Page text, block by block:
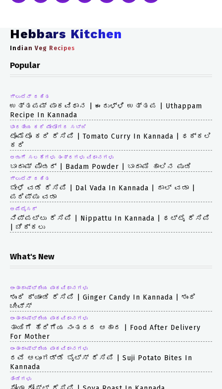
Hebbars Kitchen
Indian Veg Recipes
Popular
ಗ್ಲುಟೆನ್ ರಹಿತ
ಉತ್ತಪಮ್ ಪಾಕವಿಧಾನ | ಈರುಳ್ಳಿ ಉತ್ತಪ | Uthappam
Recipe In Kannada
ಭಾರತೀಯ ಕರಿ ಮೇಲೋಗರ ಸಬ್ಜಿ
ಟೊಮೆಟೊ ಕರಿ ರೆಸಿಪಿ | Tomato Curry In Kannada | ಥಕ್ಕಲಿ
ಕರಿ
ಅಡುಗೆ ಸಲಹೆಗಳು ತಂತ್ರಗಳು ವಿಧಾನಗಳು
ಬಾದಾಮ್ ಪೌಡರ್ | Badam Powder | ಬಾದಾಮಿ ಹಾಲಿನ ಪುಡಿ
ಗ್ಲುಟೆನ್ ರಹಿತ
ಬೇಳೆ ವಡೆ ರೆಸಿಪಿ | Dal Vada In Kannada | ದಾಲ್ ವಡಾ |
ಪರಿಪ್ಪು ವಡಾ
ಅಪೆಟೈಸರ್
ನಿಪ್ಪಟ್ಟು ರೆಸಿಪಿ | Nippattu In Kannada | ಥಟ್ಟೈ ರೆಸಿಪಿ
| ಚೆಕ್ಕಲು
What's New
ಅಂತಾರಾಷ್ಟ್ರೀಯ ಪಾಕವಿಧಾನಗಳು
ಶುಂಠಿ ಕ್ಯಾಂಡಿ ರೆಸಿಪಿ | Ginger Candy In Kannada | ಶುಂಠಿ
ಚೀವ್ಸ್
ಅಂತಾರಾಷ್ಟ್ರೀಯ ಪಾಕವಿಧಾನಗಳು
ತಾಯಿಗೆ ಹೆರಿಗೆಯ ನಂತರದ ಆಹಾರ | Food After Delivery
For Mother
ಅಂತಾರಾಷ್ಟ್ರೀಯ ಪಾಕವಿಧಾನಗಳು
ರವೆ ಆಲೂಗಡ್ಡೆ ಬೈಟ್ಸ್ ರೆಸಿಪಿ | Suji Potato Bites In
Kannada
ತಿಂಡಿಗಳು